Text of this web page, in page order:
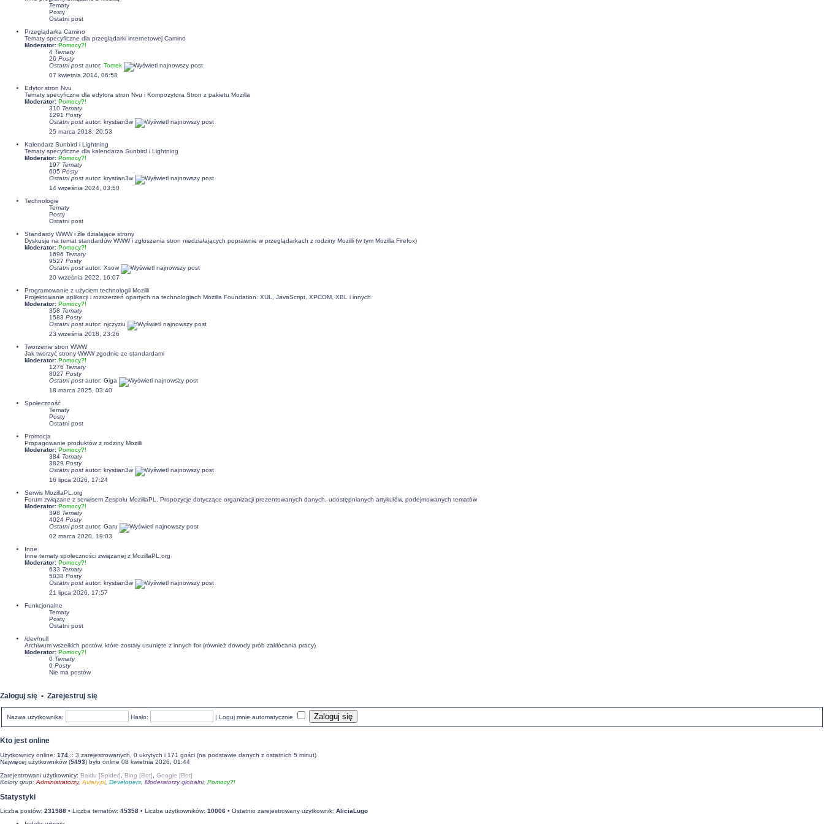
Tematy
Posty
Ostatni post
Przeglądarka Camino
Tematy specyficzne dla przeglądarki internetowej Camino
Moderator: Pomocy?!
4 Tematy
26 Posty
Ostatni post autor: Tomek
07 kwietnia 2014, 06:58
Edytor stron Nvu
Tematy specyficzne dla edytora stron Nvu i Kompozytora Stron z pakietu Mozilla
Moderator: Pomocy?!
310 Tematy
1291 Posty
Ostatni post autor: krystian3w
25 marca 2018, 20:53
Kalendarz Sunbird i Lightning
Tematy specyficzne dla kalendarza Sunbird i Lightning
Moderator: Pomocy?!
197 Tematy
605 Posty
Ostatni post autor: krystian3w
14 września 2024, 03:50
Technologie
Tematy
Posty
Ostatni post
Standardy WWW i źle działające strony
Dyskusje na temat standardów WWW i zgłoszenia stron niedziałających poprawnie w przeglądarkach z rodziny Mozilli (w tym Mozilla Firefox)
Moderator: Pomocy?!
1696 Tematy
9527 Posty
Ostatni post autor: Xsow
20 września 2022, 16:07
Programowanie z użyciem technologii Mozilli
Projektowanie aplikacji i rozszerzeń opartych na technologiach Mozilla Foundation: XUL, JavaScript, XPCOM, XBL i innych
Moderator: Pomocy?!
358 Tematy
1583 Posty
Ostatni post autor: njczyziu
23 września 2018, 23:26
Tworzenie stron WWW
Jak tworzyć strony WWW zgodnie ze standardami
Moderator: Pomocy?!
1276 Tematy
8027 Posty
Ostatni post autor: Giga
18 marca 2025, 03:40
Społeczność
Tematy
Posty
Ostatni post
Promocja
Propagowanie produktów z rodziny Mozilli
Moderator: Pomocy?!
384 Tematy
3829 Posty
Ostatni post autor: krystian3w
16 lipca 2026, 17:24
Serwis MozillaPL.org
Forum związane z serwisem Zespołu MozillaPL. Propozycje dotyczące organizacji prezentowanych danych, udostępnianych artykułów, podejmowanych tematów
Moderator: Pomocy?!
398 Tematy
4024 Posty
Ostatni post autor: Garu
02 marca 2020, 19:03
Inne
Inne tematy społeczności związanej z MozillaPL.org
Moderator: Pomocy?!
633 Tematy
5038 Posty
Ostatni post autor: krystian3w
21 lipca 2026, 17:57
Funkcjonalne
Tematy
Posty
Ostatni post
/dev/null
Archiwum wszelkich postów, które zostały usunięte z innych for (również dowody prób zakłócania pracy)
Moderator: Pomocy?!
0 Tematy
0 Posty
Nie ma postów
Zaloguj się • Zarejestruj się
Nazwa użytkownika: Hasło: | Loguj mnie automatycznie
Kto jest online
Użytkownicy online: 174 :: 3 zarejestrowanych, 0 ukrytych i 171 gości (na podstawie danych z ostatnich 5 minut)
Najwięcej użytkowników (5493) było online 08 kwietnia 2026, 01:44
Zarejestrowani użytkownicy: Baidu [Spider] Bing [Bot]
Google [Bot]
Kolory grup: Administratorzy, Aviary.pl, Developers Moderatorzy globalni, Pomocy?!
Statystyki
Liczba postów: 231988 • Liczba tematów: 45358 • Liczba użytkowników: 10006 • Ostatnio zarejestrowany użytkownik: AliciaLugo